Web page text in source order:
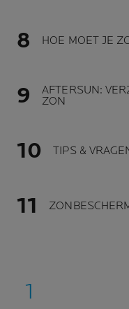
HOE MOET JE
AFTERSUN:
ZON
TIPS &